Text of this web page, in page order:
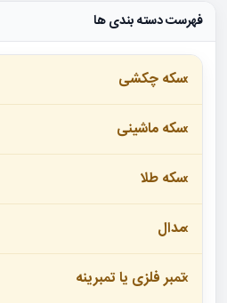
فهرست دسته بندی ها
سکه چکشی
سکه ماشینی
سکه طلا
مدال
تمبر فلزی یا تمبرینه